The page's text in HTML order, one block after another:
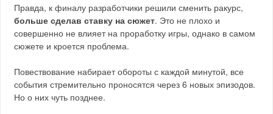
Правда, к финалу разработчики решили сменить ракурс,
больше сделав ставку на сюжет. Это не плохо и
совершенно не влияет на проработку игры, однако в самом
сюжете и кроется проблема.
Повествование набирает обороты с каждой минутой, все
события стремительно проносятся через 6 новых эпизодов.
Но о них чуть позднее.